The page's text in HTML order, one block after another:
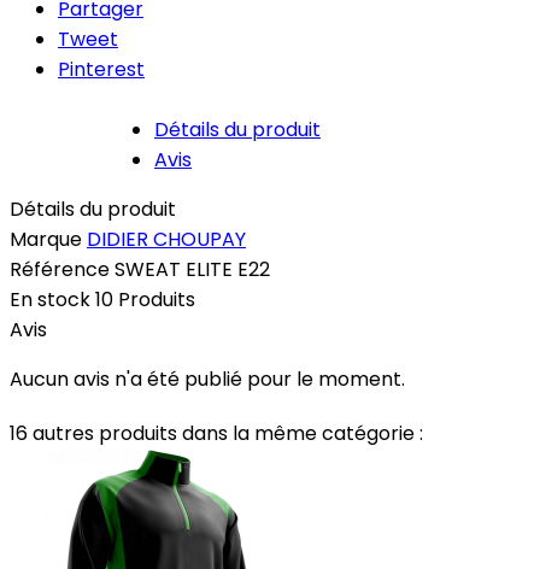
Partager
Tweet
Pinterest
Détails du produit
Avis
Détails du produit
Marque DIDIER CHOUPAY
RéférenceSWEAT ELITE E22
En stock10 Produits
Avis
Aucun avis n'a été publié pour le moment.
16 autres produits dans la même catégorie :